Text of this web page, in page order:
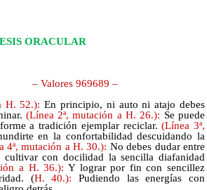
ORACULAR
– Valores 969689 –
H. 52.):En principio, ni auto ni atajo debes
(Línea 2ª, mutación a H. 26.): Se puede
a tradición ejemplar reciclar. (Línea 3ª,
en la confortabilidad descuidando la
4ª, mutación a H. 30.): No debes dudar entre
con docilidad la sencilla diafanidad
a H. 36.): Y lograr por fin con sencillez
(H. 40.):Pudiendo las energías con